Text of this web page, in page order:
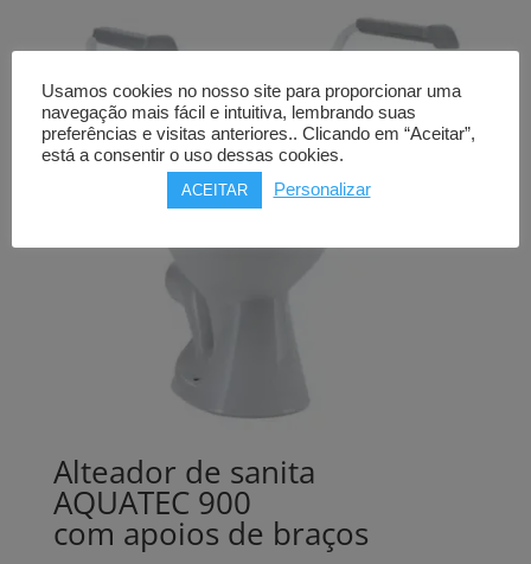
Alteador de sanita
AQUATEC 900
com apoios de braços
Usamos cookies no nosso site para proporcionar uma
navegação mais fácil e intuitiva, lembrando suas
preferências e visitas anteriores.. Clicando em “Aceitar”,
está a consentir o uso dessas cookies.
ACEITAR Personalizar